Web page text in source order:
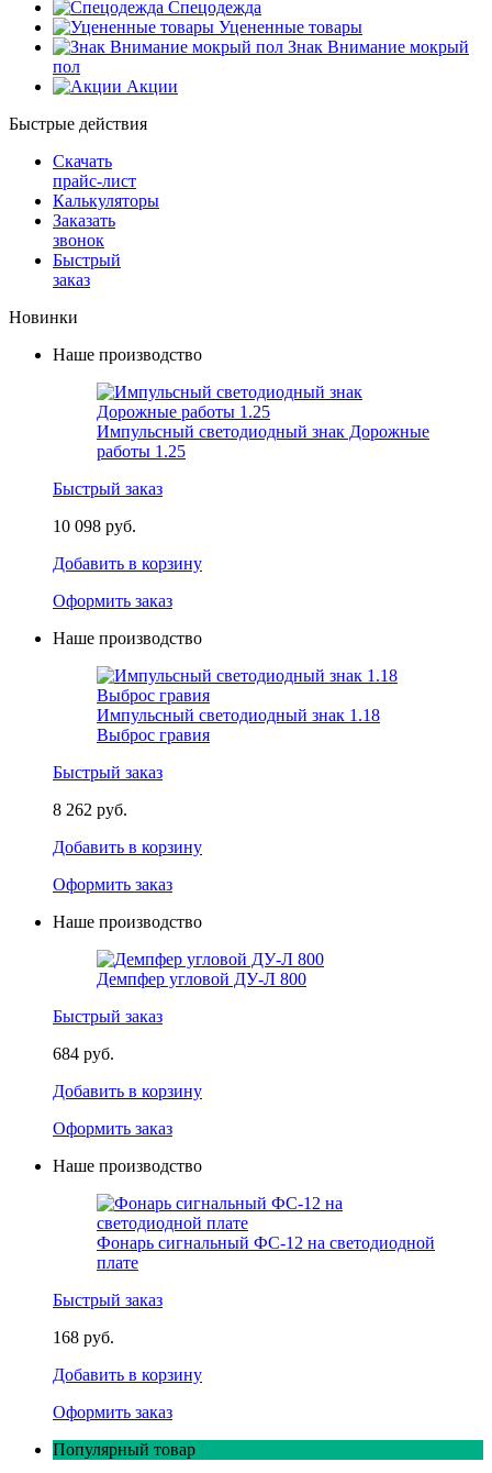
Спецодежда
Уцененные товары
Знак Внимание мокрый
пол
Акции
Быстрые действия
Скачать
прайс-лист
Калькуляторы
Заказать
звонок
Быстрый
заказ
Новинки
Наше производство
Импульсный светодиодный знак Дорожные
работы 1.25
Быстрый заказ
10 098 руб.
Добавить в корзину
Оформить заказ
Наше производство
Импульсный светодиодный знак 1.18
Выброс гравия
Быстрый заказ
8 262 руб.
Добавить в корзину
Оформить заказ
Наше производство
Демпфер угловой ДУ-Л 800
Быстрый заказ
684 руб.
Добавить в корзину
Оформить заказ
Наше производство
Фонарь сигнальный ФС-12 на светодиодной
плате
Быстрый заказ
168 руб.
Добавить в корзину
Оформить заказ
Популярный товар